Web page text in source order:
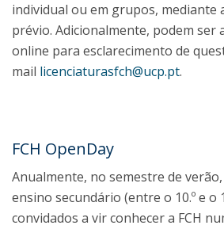
individual ou em grupos, mediante
prévio. Adicionalmente, podem ser
online para esclarecimento de
mail licenciaturasfch@ucp.pt.
FCH OpenDay
Anualmente, no semestre de
ensino secundário (entre o 10.º e o
convidados a vir conhecer a FCH